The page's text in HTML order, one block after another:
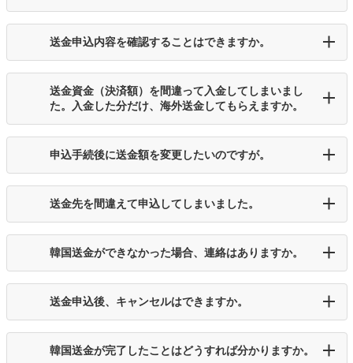
送金申込内容を確認することはできますか。
送金資金（決済額）を間違って入金してしまいまし
た。入金した分だけ、海外送金してもらえますか。
申込手続後に送金額を変更したいのですが。
送金先を間違えて申込してしまいました。
韓国送金ができなかった場合、連絡はありますか。
送金申込後、キャンセルはできますか。
韓国送金が完了したことはどうすれば分かりますか。